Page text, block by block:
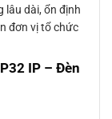
lâu dài, ổn định
đơn vị tổ chức
IP – Đèn